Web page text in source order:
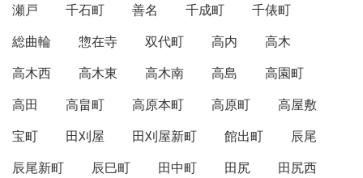
瀬戸
千石町 善名 千成町
千俵町
総曲輪
惣在寺 双代町 高内
高木
高木西
高木東 高木南 高島
高園町
高田
高畠町 高原本町 高原町
高屋敷
宝町
田刈屋 田刈屋新町 館出町
辰尾
辰尾新町
辰巳町 田中町 田尻
田尻西